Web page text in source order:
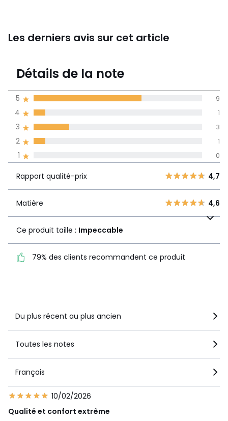
En savoir plus sur nos emballages
Les derniers avis sur cet article
4,3
moyenne des avis
dans toutes les
1 0
2
3 3
4
5 4,7
recommandent ce produit
Détails de la note
1 0
2 1
3 3
4 1
5 9
Rapport qualité-prix 4,7
Matière 4,6
Ce produit taille : Impeccable
79% des clients recommandent ce produit
Du plus récent au plus ancien
Toutes les notes
Français
10/02/2026
Qualité et confort extrême